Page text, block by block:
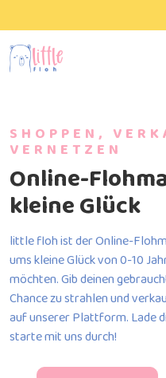
SHOPPEN,
VERNETZEN
Online-
kleine Glück
little floh ist der Online-
ums kleine Glück von 0-10
möchten. Gib deinen
Chance zu strahlen und
auf unserer Plattform. Lade
starte mit uns durch!